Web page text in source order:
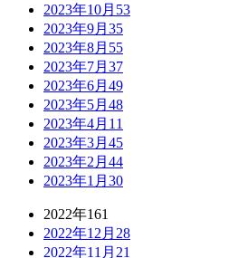
2023年10月 53
2023年9月 35
2023年8月 55
2023年7月 37
2023年6月 49
2023年5月 48
2023年4月 11
2023年3月 45
2023年2月 44
2023年1月 30
2022年161
2022年12月 28
2022年11月 21